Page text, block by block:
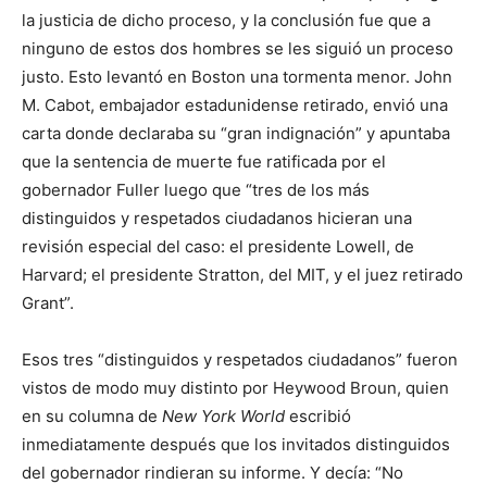
la justicia de dicho proceso, y la conclusión fue que a
ninguno de estos dos hombres se les siguió un proceso
justo. Esto levantó en Boston una tormenta menor. John
M. Cabot, embajador estadunidense retirado, envió una
carta donde declaraba su “gran indignación” y apuntaba
que la sentencia de muerte fue ratificada por el
gobernador Fuller luego que “tres de los más
distinguidos y respetados ciudadanos hicieran una
revisión especial del caso: el presidente Lowell, de
Harvard; el presidente Stratton, del MIT, y el juez retirado
Grant”.
Esos tres “distinguidos y respetados ciudadanos” fueron
vistos de modo muy distinto por Heywood Broun, quien
en su columna de New York World escribió
inmediatamente después que los invitados distinguidos
del gobernador rindieran su informe. Y decía: “No